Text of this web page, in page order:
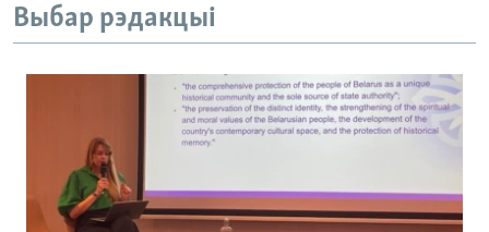
Выбар рэдакцыі